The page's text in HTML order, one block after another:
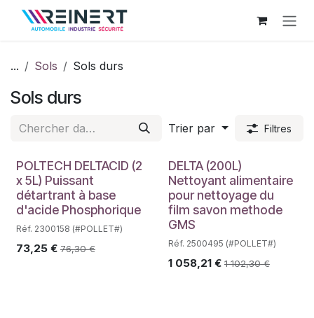
Se rendre au contenu
... Sols Sols durs
Sols durs
Trier par Filtres
POLTECH DELTACID (2
x 5L) Puissant
détartrant à base
d'acide Phosphorique
Réf. 2300158 (#POLLET#)
73,25 € 76,30€
DELTA (200L)
Nettoyant alimentaire
pour nettoyage du
film savon methode
GMS
Réf. 2500495 (#POLLET#)
1 058,21€ 1 102,30€